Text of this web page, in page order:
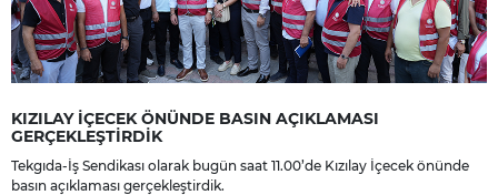
KIZILAY İÇECEK ÖNÜNDE BASIN AÇIKLAMASI
GERÇEKLEŞTİRDİK
Tekgıda-İş Sendikası olarak bugün saat 11.00’de Kızılay İçecek önünde
basın açıklaması gerçekleştirdik.